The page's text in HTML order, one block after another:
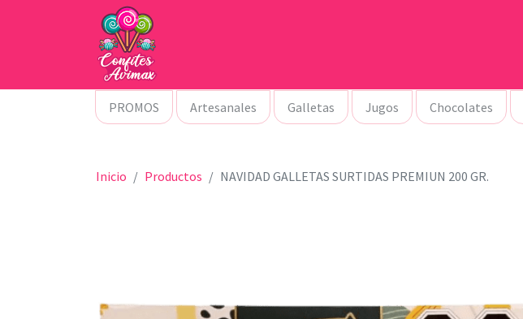
PROMOS Artesanales Galletas Jugos Chocolates
Inicio Productos NAVIDAD GALLETAS SURTIDAS PREMIUN 200 GR.